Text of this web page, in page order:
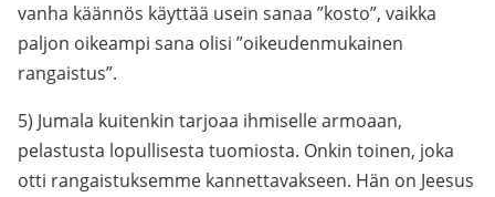
vanha käännös käyttää usein sanaa ”kosto”, vaikka
paljon oikeampi sana olisi ”oikeudenmukainen
rangaistus”.
5) Jumala kuitenkin tarjoaa ihmiselle armoaan,
pelastusta lopullisesta tuomiosta. Onkin toinen, joka
otti rangaistuksemme kannettavakseen. Hän on Jeesus